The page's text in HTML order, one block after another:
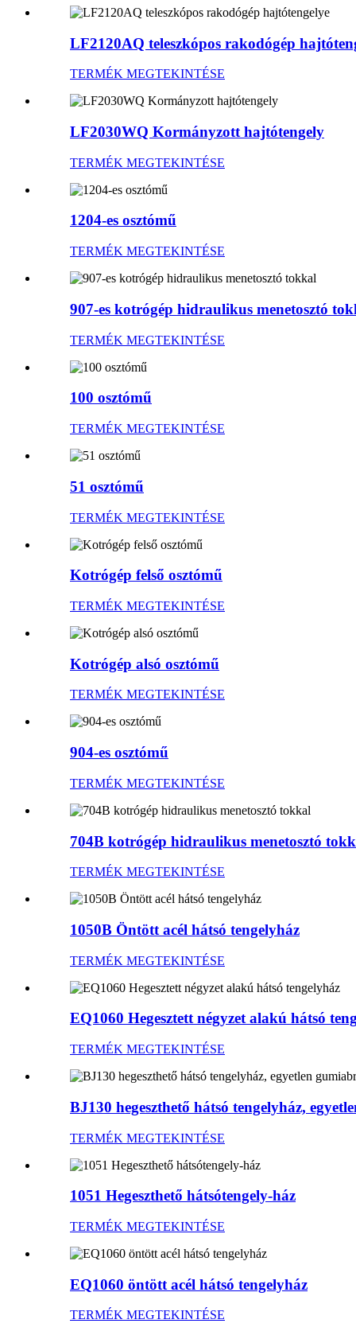
LF2120AQ teleszkópos rakodógép
TERMÉK MEGTEKINTÉSE
LF2030WQ Kormányzott hajtótengely
TERMÉK MEGTEKINTÉSE
1204-es osztómű
TERMÉK MEGTEKINTÉSE
907-es kotrógép hidraulikus menetosztó
TERMÉK MEGTEKINTÉSE
100 osztómű
TERMÉK MEGTEKINTÉSE
51 osztómű
TERMÉK MEGTEKINTÉSE
Kotrógép felső osztómű
TERMÉK MEGTEKINTÉSE
Kotrógép alsó osztómű
TERMÉK MEGTEKINTÉSE
904-es osztómű
TERMÉK MEGTEKINTÉSE
704B kotrógép hidraulikus menetosztó
TERMÉK MEGTEKINTÉSE
1050B Öntött acél hátsó tengelyház
TERMÉK MEGTEKINTÉSE
EQ1060 Hegesztett négyzet alakú hátsó
TERMÉK MEGTEKINTÉSE
BJ130 hegeszthető hátsó tengelyház,
TERMÉK MEGTEKINTÉSE
1051 Hegeszthető hátsótengely-ház
TERMÉK MEGTEKINTÉSE
EQ1060 öntött acél hátsó tengelyház
TERMÉK MEGTEKINTÉSE